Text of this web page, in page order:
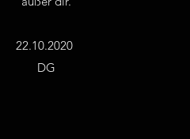
22.10.2020
DG